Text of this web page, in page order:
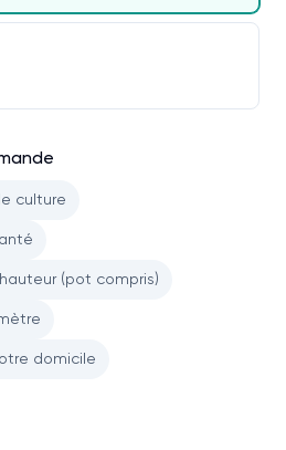
culture
(pot compris)
domicile